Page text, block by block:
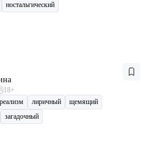
ностальгический
18+
лиричный
щемящий
загадочный